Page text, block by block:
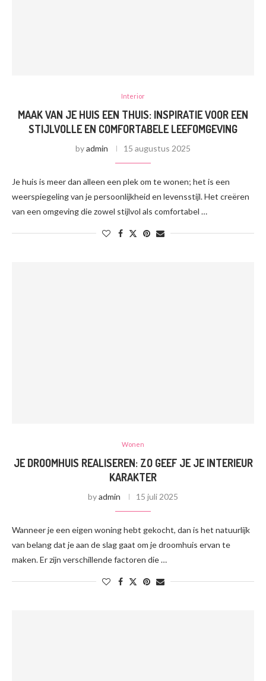
Interior
MAAK VAN JE HUIS EEN THUIS: INSPIRATIE VOOR EEN
STIJLVOLLE EN COMFORTABELE LEEFOMGEVING
byadmin 15 augustus 2025
Je huis is meer dan alleen een plek om te wonen; het is een
weerspiegeling van je persoonlijkheid en levensstijl. Het creëren
van een omgeving die zowel stijlvol als comfortabel …
Wonen
JE DROOMHUIS REALISEREN: ZO GEEF JE JE INTERIEUR
KARAKTER
byadmin 15 juli 2025
Wanneer je een eigen woning hebt gekocht, dan is het natuurlijk
van belang dat je aan de slag gaat om je droomhuis ervan te
maken. Er zijn verschillende factoren die …